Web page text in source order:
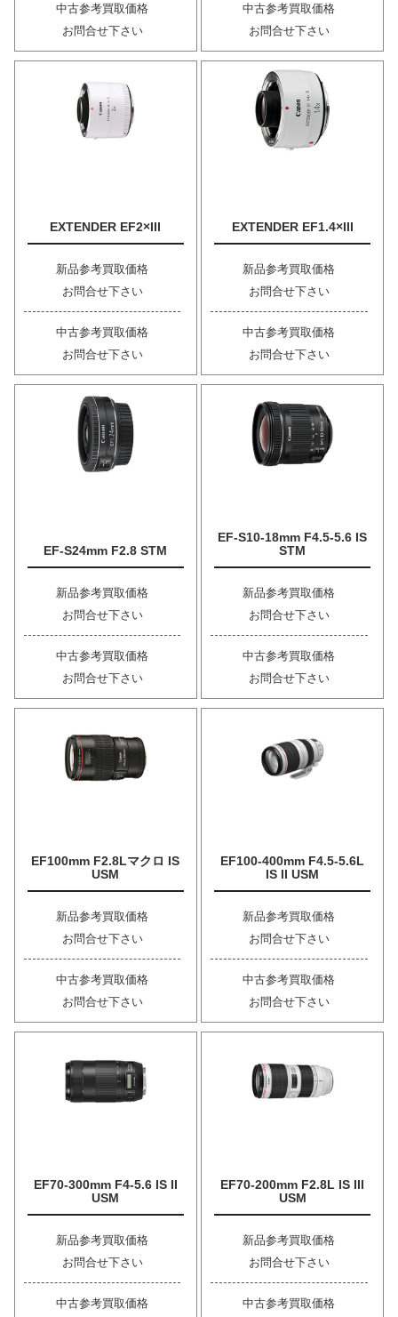
中古参考買取価格
お問合せ下さい
中古参考買取価格
お問合せ下さい
EXTENDER EF2×III
新品参考買取価格
お問合せ下さい
中古参考買取価格
お問合せ下さい
EXTENDER EF1.4×III
新品参考買取価格
お問合せ下さい
中古参考買取価格
お問合せ下さい
EF-S24mm F2.8 STM
新品参考買取価格
お問合せ下さい
中古参考買取価格
お問合せ下さい
EF-S10-18mm F4.5-5.6 IS
STM
新品参考買取価格
お問合せ下さい
中古参考買取価格
お問合せ下さい
EF100mm F2.8Lマクロ IS
USM
新品参考買取価格
お問合せ下さい
中古参考買取価格
お問合せ下さい
EF100-400mm F4.5-5.6L
IS II USM
新品参考買取価格
お問合せ下さい
中古参考買取価格
お問合せ下さい
EF70-300mm F4-5.6 IS II
USM
新品参考買取価格
お問合せ下さい
中古参考買取価格
EF70-200mm F2.8L IS III
USM
新品参考買取価格
お問合せ下さい
中古参考買取価格